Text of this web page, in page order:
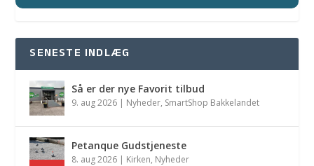
SENESTE INDLÆG
Så er der nye Favorit tilbud
9. aug 2026 | Nyheder, SmartShop Bakkelandet
Petanque Gudstjeneste
8. aug 2026 | Kirken, Nyheder